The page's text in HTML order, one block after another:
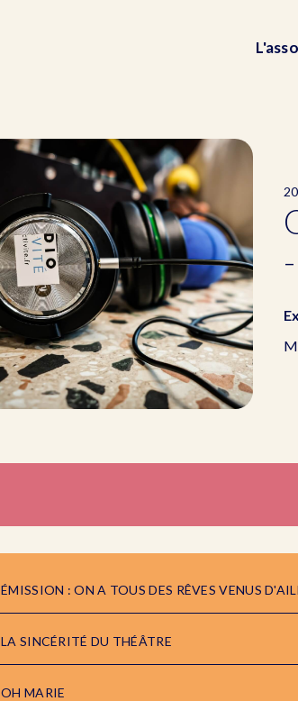
ÉMISSION : ON A TOUS DES RÊVES VENUS
LA SINCÉRITÉ DU THÉÂTRE
OH MARIE